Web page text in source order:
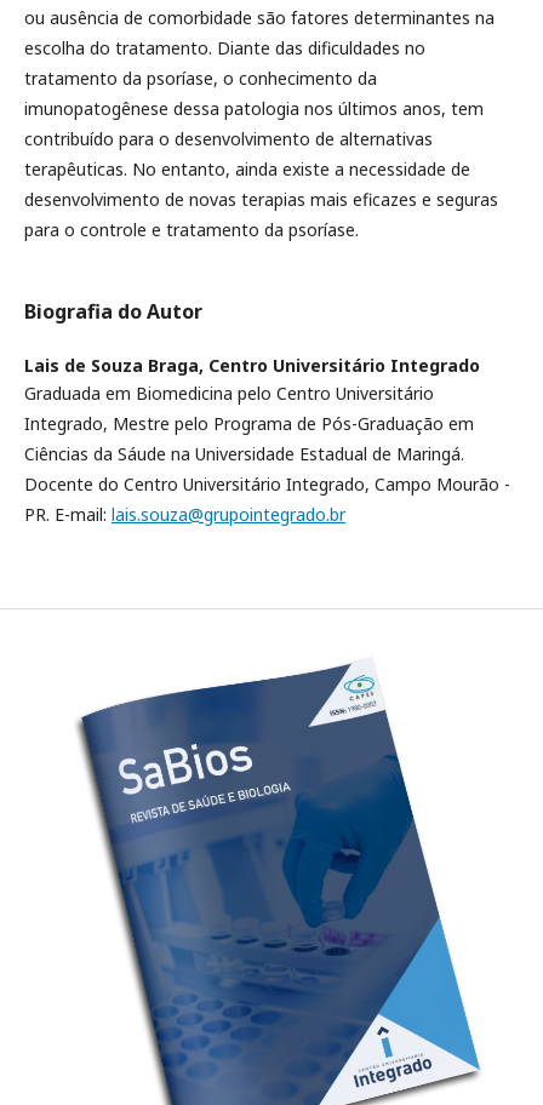
ou ausência de comorbidade são fatores determinantes na
escolha do tratamento. Diante das dificuldades no
tratamento da psoríase, o conhecimento da
imunopatogênese dessa patologia nos últimos anos, tem
contribuído para o desenvolvimento de alternativas
terapêuticas. No entanto, ainda existe a necessidade de
desenvolvimento de novas terapias mais eficazes e seguras
para o controle e tratamento da psoríase.
Biografia do Autor
Lais de Souza Braga, Centro Universitário Integrado
Graduada em Biomedicina pelo Centro Universitário
Integrado, Mestre pelo Programa de Pós-Graduação em
Ciências da Sáude na Universidade Estadual de Maringá.
Docente do Centro Universitário Integrado, Campo Mourão -
PR. E-mail: lais.souza@grupointegrado.br